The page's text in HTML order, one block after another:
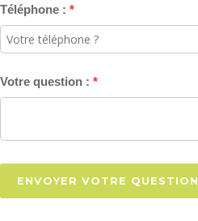
Téléphone :
Votre question :
ENVOYER VOTRE QUESTION